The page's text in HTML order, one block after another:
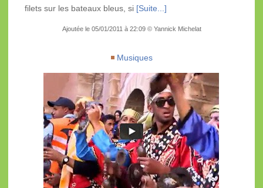
filets sur les bateaux bleus, si [Suite...]
Ajoutée le 05/01/2011 à 22:09 © Yannick Michelat
Musiques